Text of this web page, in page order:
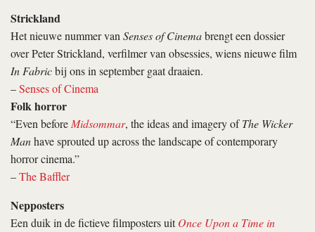
Strickland
Het nieuwe nummer van Senses of Cinemabrengt een dossier
over Peter Strickland, verfilmer van obsessies, wiens nieuwe film
In Fabricbij ons in september gaat draaien.
–Senses of Cinema
Folk horror
“Even before Midsommar, the ideas and imagery ofThe Wicker
Manhave sprouted up across the landscape of contemporary
horror cinema.”
–The Baffler
Nepposters
Een duik in de fictieve filmposters uitOnce Upon a Time in